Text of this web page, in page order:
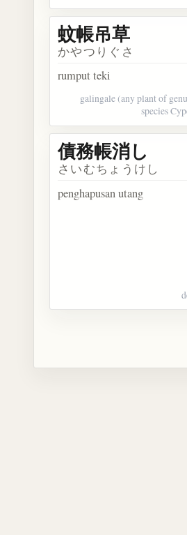
蚊帳吊草
かやつりぐさ
rumput teki
galingale (any plant of
species
債務帳消し
さいむちょうけし
penghapusan utang